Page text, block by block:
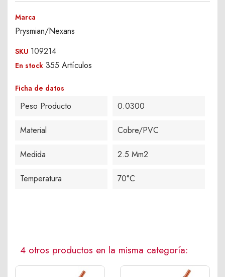
Marca
Prysmian/Nexans
SKU 109214
En stock 355 Artículos
Ficha de datos
Peso Producto 0.0300
Material Cobre/PVC
Medida 2.5 Mm2
Temperatura 70°C
4 otros productos en la misma categoría: